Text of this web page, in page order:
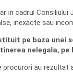
in cadrul Consiliului
inexacte sau
pe baza unei
nelegala,
au rezultat